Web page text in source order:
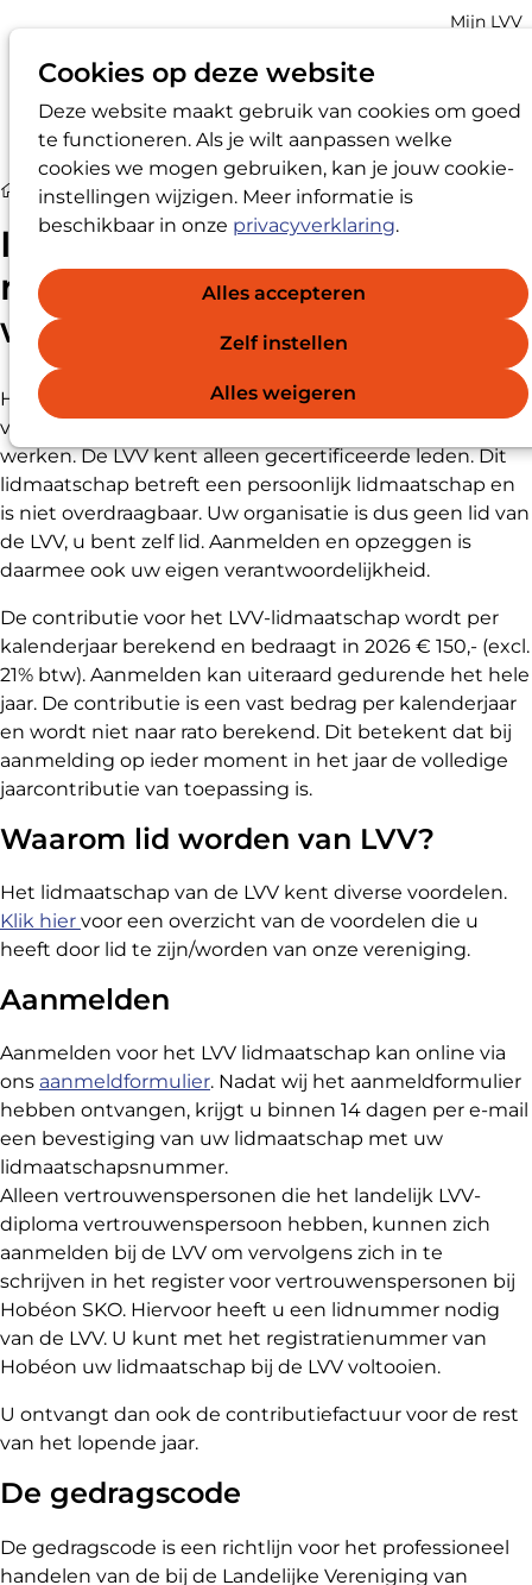
Cookies op deze website
Deze website maakt gebruik van cookies om goed
te functioneren. Als je wilt aanpassen welke
cookies we mogen gebruiken, kan je jouw cookie-
instellingen wijzigen. Meer informatie is
beschikbaar in onze privacyverklaring.
Alles accepteren
Zelf instellen
Alles weigeren
Zoek
Account
Mijn LVV
Ik wil LVV-registervertrouwenspersoon® worden
Ik wil LVV-
worden
Het lidmaatschap staat open voor personen die als
vertrouwenspersoon in of voor een arbeidsorganisatie
werken. De LVV kent alleen gecertificeerde leden. Dit
lidmaatschap betreft een persoonlijk lidmaatschap en
is niet overdraagbaar. Uw organisatie is dus geen lid van
de LVV, u bent zelf lid. Aanmelden en opzeggen is
daarmee ook uw eigen verantwoordelijkheid.
De contributie voor het LVV-lidmaatschap wordt per
kalenderjaar berekend en bedraagt in 2026 € 150,- (excl.
21% btw). Aanmelden kan uiteraard gedurende het hele
jaar. De contributie is een vast bedrag per kalenderjaar
en wordt niet naar rato berekend. Dit betekent dat bij
aanmelding op ieder moment in het jaar de volledige
jaarcontributie van toepassing is.
Waarom lid worden van LVV?
Het lidmaatschap van de LVV kent diverse voordelen.
Klik hier voor een overzicht van de voordelen die u
heeft door lid te zijn/worden van onze vereniging.
Aanmelden
Aanmelden voor het LVV lidmaatschap kan online via
ons aanmeldformulier. Nadat wij het aanmeldformulier
hebben ontvangen, krijgt u binnen 14 dagen per e-mail
een bevestiging van uw lidmaatschap met uw
lidmaatschapsnummer.
Alleen vertrouwenspersonen die het landelijk LVV-
diploma vertrouwenspersoon hebben, kunnen zich
aanmelden bij de LVV om vervolgens zich in te
schrijven in het register voor vertrouwenspersonen bij
Hobéon SKO. Hiervoor heeft u een lidnummer nodig
van de LVV. U kunt met het registratienummer van
Hobéon uw lidmaatschap bij de LVV voltooien.
U ontvangt dan ook de contributiefactuur voor de rest
van het lopende jaar.
De gedragscode
De gedragscode is een richtlijn voor het professioneel
handelen van de bij de Landelijke Vereniging van